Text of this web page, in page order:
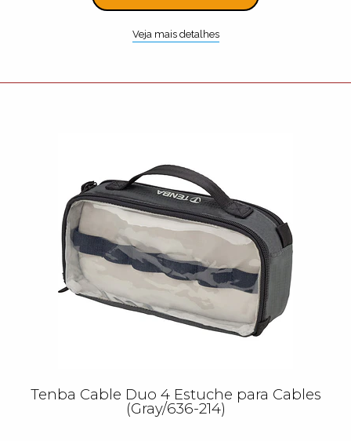
Veja mais detalhes
Tenba Cable Duo 4 Estuche para Cables
(Gray/636-214)